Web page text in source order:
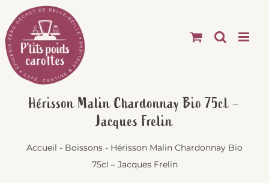
Passer
au
contenu
Hérisson Malin Chardonnay Bio 75cl –
Jacques Frelin
Accueil - Boissons - Hérisson Malin Chardonnay Bio
75cl – Jacques Frelin